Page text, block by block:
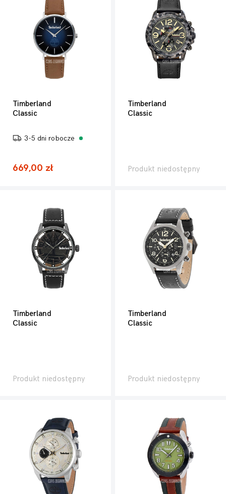
Timberland
Classic
3-5 dni robocze
669,00 zł
Timberland
Classic
Produkt niedostępny
Timberland
Classic
Produkt niedostępny
Timberland
Classic
Produkt niedostępny